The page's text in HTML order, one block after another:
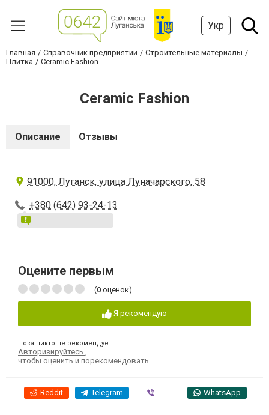
Укр
Главная Справочник предприятий
Строительные материалы
Плитка
Ceramic Fashion
Ceramic Fashion
Описание Отзывы
91000, Луганск, улица Луначарского, 58
+380 (642) 93-24-13
Оцените первым
(0 оценок)
Я рекомендую
Пока никто не рекомендует
Авторизируйтесь
чтобы оценить и порекомендовать
Reddit Telegram WhatsApp